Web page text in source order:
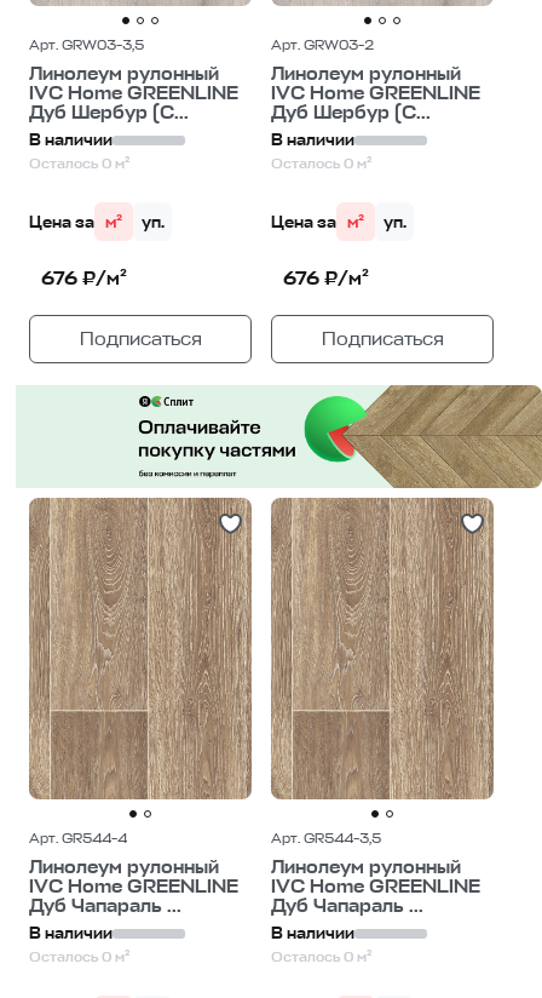
Арт. GRW03-3,5
Линолеум рулонный
IVC Home GREENLINE
Дуб Шербур (C...
В наличии
Осталось 0 м²
Цена за м² уп.
676 ₽/м²
Подписаться
Арт. GRW03-2
Линолеум рулонный
IVC Home GREENLINE
Дуб Шербур (C...
В наличии
Осталось 0 м²
Цена за м² уп.
676 ₽/м²
Подписаться
Арт. GR544-4
Линолеум рулонный
IVC Home GREENLINE
Дуб Чапараль ...
В наличии
Осталось 0 м²
Арт. GR544-3,5
Линолеум рулонный
IVC Home GREENLINE
Дуб Чапараль ...
В наличии
Осталось 0 м²